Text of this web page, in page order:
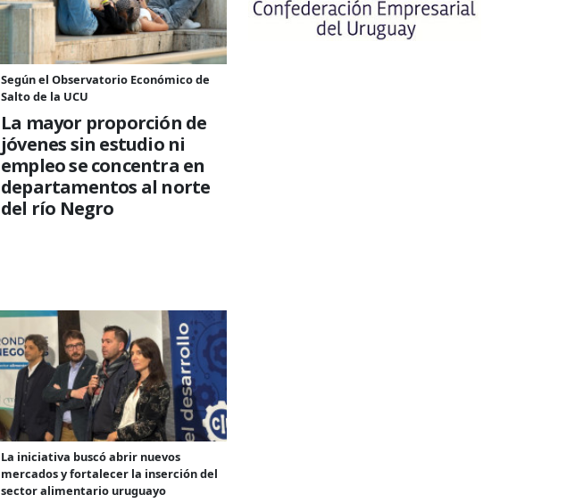
Según el Observatorio Económico de
Salto de la UCU
La mayor proporción de
jóvenes sin estudio ni
empleo se concentra en
departamentos al norte
del río Negro
La iniciativa buscó abrir nuevos
mercados y fortalecer la inserción del
sector alimentario uruguayo